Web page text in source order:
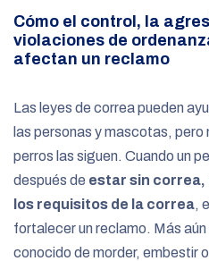
Cómo el control, la
violaciones de
afectan un reclamo
Las leyes de correa pueden
las personas y mascotas, pero
perros las siguen. Cuando un
después de estar sin
los requisitos de la correa,
fortalecer un reclamo. Más aún
conocido de morder, embestir